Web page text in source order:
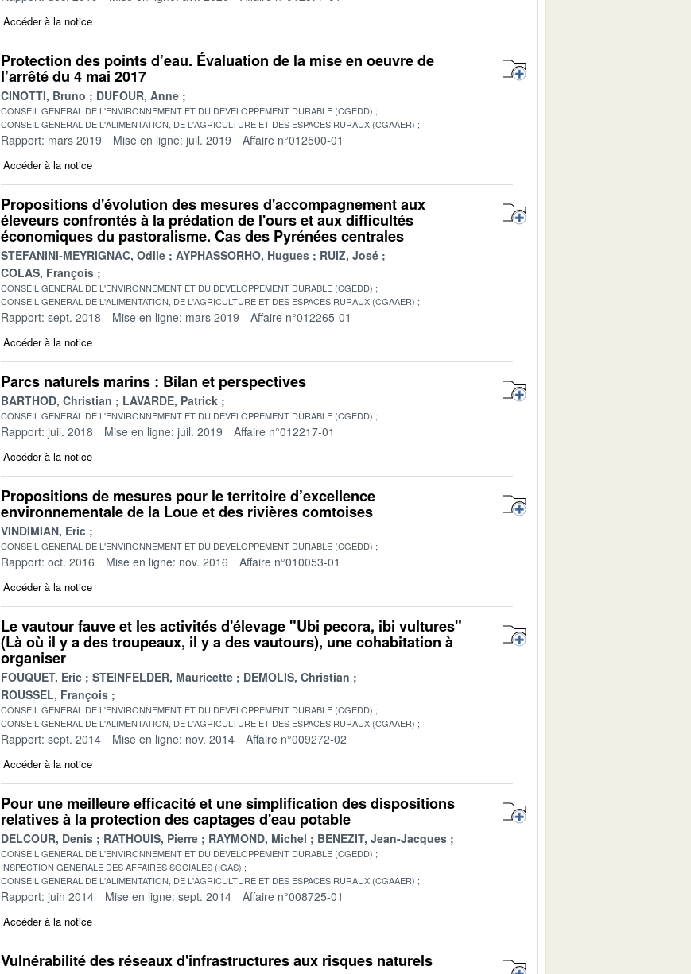
Accéder à la notice
Protection des points d’eau. Évaluation de la mise en oeuvre de
l’arrêté du 4 mai 2017
CINOTTI, Bruno DUFOUR, Anne
CONSEIL GENERAL DE L'ENVIRONNEMENT ET DU DEVELOPPEMENT DURABLE (CGEDD)
CONSEIL GENERAL DE L'ALIMENTATION, DE L'AGRICULTURE ET DES ESPACES RURAUX (CGAAER)
Rapport: mars 2019 Mise en ligne: juil. 2019 Affaire n°012500-01
Accéder à la notice
Propositions d'évolution des mesures d'accompagnement aux
éleveurs confrontés à la prédation de l'ours et aux difficultés
économiques du pastoralisme. Cas des Pyrénées centrales
STEFANINI-MEYRIGNAC, Odile AYPHASSORHO, Hugues
RUIZ, José
COLAS, François
CONSEIL GENERAL DE L'ENVIRONNEMENT ET DU DEVELOPPEMENT DURABLE (CGEDD)
CONSEIL GENERAL DE L'ALIMENTATION, DE L'AGRICULTURE ET DES ESPACES RURAUX (CGAAER)
Rapport: sept. 2018 Mise en ligne: mars 2019 Affaire n°012265-01
Accéder à la notice
Parcs naturels marins : Bilan et perspectives
BARTHOD, Christian LAVARDE, Patrick
CONSEIL GENERAL DE L'ENVIRONNEMENT ET DU DEVELOPPEMENT DURABLE (CGEDD)
Rapport: juil. 2018 Mise en ligne: juil. 2019 Affaire n°012217-01
Accéder à la notice
Propositions de mesures pour le territoire d’excellence
environnementale de la Loue et des rivières comtoises
VINDIMIAN, Eric
CONSEIL GENERAL DE L'ENVIRONNEMENT ET DU DEVELOPPEMENT DURABLE (CGEDD)
Rapport: oct. 2016 Mise en ligne: nov. 2016 Affaire n°010053-01
Accéder à la notice
Le vautour fauve et les activités d'élevage "Ubi pecora, ibi vultures"
(Là où il y a des troupeaux, il y a des vautours), une cohabitation à
organiser
FOUQUET, Eric STEINFELDER, Mauricette
DEMOLIS, Christian
ROUSSEL, François
CONSEIL GENERAL DE L'ENVIRONNEMENT ET DU DEVELOPPEMENT DURABLE (CGEDD)
CONSEIL GENERAL DE L'ALIMENTATION, DE L'AGRICULTURE ET DES ESPACES RURAUX (CGAAER)
Rapport: sept. 2014 Mise en ligne: nov. 2014 Affaire n°009272-02
Accéder à la notice
Pour une meilleure efficacité et une simplification des dispositions
relatives à la protection des captages d'eau potable
DELCOUR, Denis RATHOUIS, Pierre RAYMOND, Michel BENEZIT, Jean-Jacques
CONSEIL GENERAL DE L'ENVIRONNEMENT ET DU DEVELOPPEMENT DURABLE (CGEDD)
INSPECTION GENERALE DES AFFAIRES SOCIALES (IGAS)
CONSEIL GENERAL DE L'ALIMENTATION, DE L'AGRICULTURE ET DES ESPACES RURAUX (CGAAER)
Rapport: juin 2014 Mise en ligne: sept. 2014 Affaire n°008725-01
Accéder à la notice
Vulnérabilité des réseaux d'infrastructures aux risques naturels